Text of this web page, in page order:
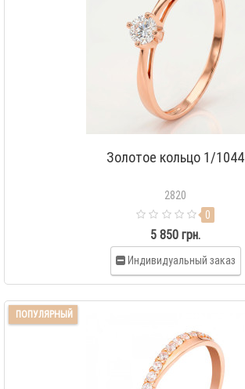
Золотое кольцо 1/1044
2820
0
5 850 грн.
Индивидуальный заказ
ПОПУЛЯРНЫЙ